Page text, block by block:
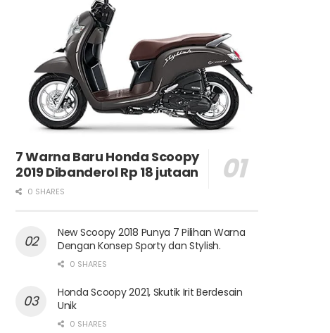
7 Warna Baru Honda Scoopy
2019 Dibanderol Rp 18 jutaan
0 SHARES
New Scoopy 2018 Punya 7 Pilihan Warna
Dengan Konsep Sporty dan Stylish.
0 SHARES
Honda Scoopy 2021, Skutik Irit Berdesain
Unik
0 SHARES